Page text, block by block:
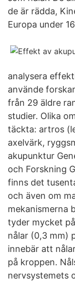
de är rädda,
Europa under
analysera
använde
från 29 äldre
studier. Olika
täckta: artros
axelvärk,
akupunktur
och Forskning
finns det
och även om
mekanismerna
tyder mycket
nålar (0,3 mm)
innebär att
på kroppen.
nervsystemets